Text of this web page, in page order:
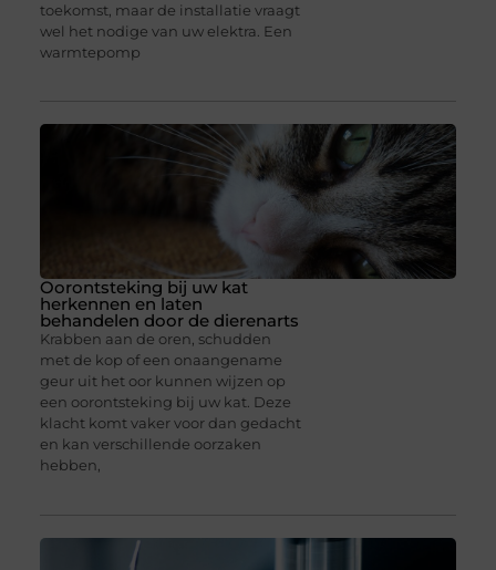
toekomst, maar de installatie vraagt
wel het nodige van uw elektra. Een
warmtepomp
Oorontsteking bij uw kat
herkennen en laten
behandelen door de dierenarts
Krabben aan de oren, schudden
met de kop of een onaangename
geur uit het oor kunnen wijzen op
een oorontsteking bij uw kat. Deze
klacht komt vaker voor dan gedacht
en kan verschillende oorzaken
hebben,